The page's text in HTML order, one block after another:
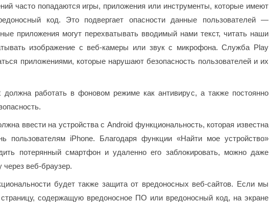
часто попадаются игры, приложения или инструменты, которые имеют
код. Это подвергает опасности данные пользователей —
приложения могут перехватывать вводимый нами текст, читать наши
изображение с веб-камеры или звук с микрофона. Служба Play
приложениями, которые нарушают безопасность пользователей и их
работать в фоновом режиме как антивирус, а также постоянно
ввести на устройства с Android функциональность, которая известна
пользователям iPhone. Благодаря функции «Найти мое устройство»
потерянный смартфон и удаленно его заблокировать, можно даже
через веб-браузер.
будет также защита от вредоносных веб-сайтов. Если мы
содержащую вредоносное ПО или вредоносный код, на экране